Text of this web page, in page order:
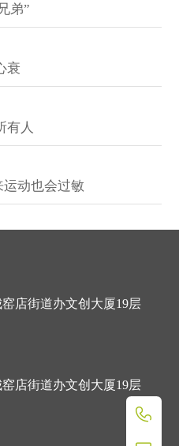
弟”
衰
有人
动也会过敏
店街道办文创大厦19层
店街道办文创大厦19层
